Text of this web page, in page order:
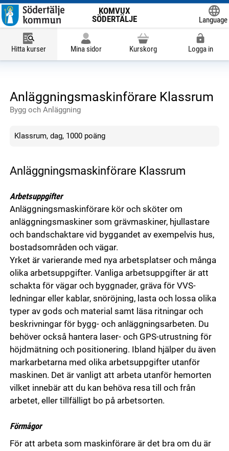
KOMVUX
SÖDERTÄLJE
Language
Hitta kurser Mina sidor Kurskorg Logga in
Anläggningsmaskinförare Klassrum
Bygg och Anläggning
Klassrum, dag, 1000 poäng
Anläggningsmaskinförare Klassrum
Arbetsuppgifter
Anläggningsmaskinförare kör och sköter om
anläggningsmaskiner som grävmaskiner, hjullastare
och bandschaktare vid byggandet av exempelvis hus,
bostadsområden och vägar.
Yrket är varierande med nya arbetsplatser och många
olika arbetsuppgifter. Vanliga arbetsuppgifter är att
schakta för vägar och byggnader, gräva för VVS-
ledningar eller kablar, snöröjning, lasta och lossa olika
typer av gods och material samt läsa ritningar och
beskrivningar för bygg- och anläggningsarbeten. Du
behöver också hantera laser- och GPS-utrustning för
höjdmätning och positionering. Ibland hjälper du även
markarbetarna med olika arbetsuppgifter utanför
maskinen. Det är vanligt att arbeta utanför hemorten
vilket innebär att du kan behöva resa till och från
arbetet, eller tillfälligt bo på arbetsorten.
Förmågor
För att arbeta som maskinförare är det bra om du är